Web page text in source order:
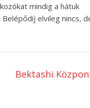
mindig a hátuk
elvileg nincs,
Bektashi